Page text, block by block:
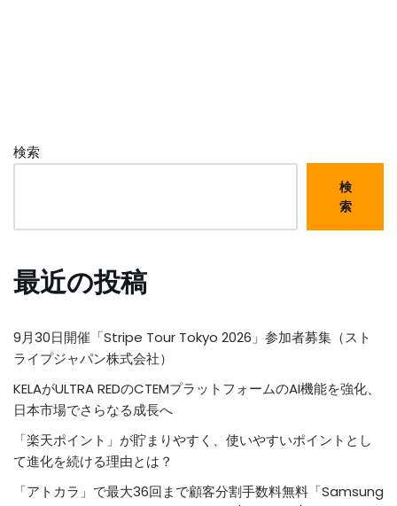
検索
検
索
最近の投稿
9月30日開催「Stripe Tour Tokyo 2026」参加者募集（スト
ライプジャパン株式会社）
KELAがULTRA REDのCTEMプラットフォームのAI機能を強化、
日本市場でさらなる成長へ
「楽天ポイント」が貯まりやすく、使いやすいポイントとし
て進化を続ける理由とは？
「アトカラ」で最大36回まで顧客分割手数料無料「Samsung